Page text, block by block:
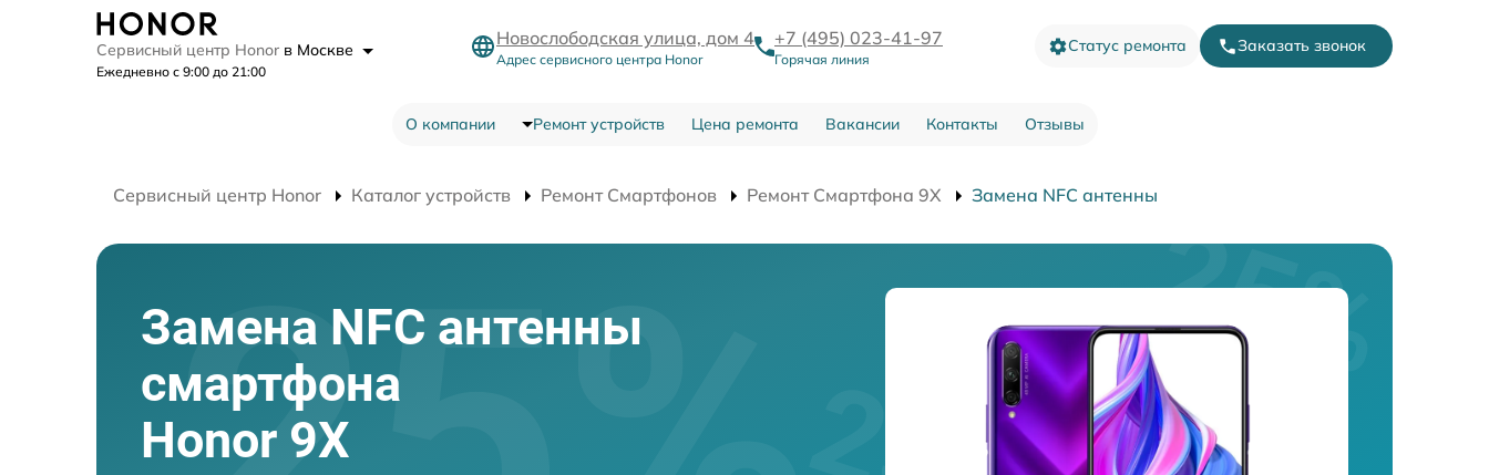
Сервисный центр Honor в Москве
Ежедневно с 9:00 до 21:00
Новослободская улица, дом 4
Адрес сервисного центра Honor
+7 (495) 023-41-97
Горячая линия
Статус ремонта Заказать звонок
О компании Ремонт устройств Цена ремонта Вакансии Контакты Отзывы
Сервисный центр Honor Каталог устройств Ремонт Смартфонов Ремонт Смартфона 9X Замена NFC антенны
Замена NFC антенны
смартфона
Honor 9X